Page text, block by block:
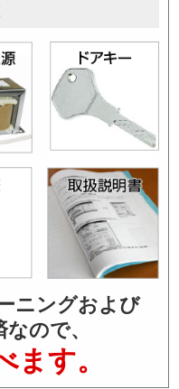
ニングおよび
ので、
ます。